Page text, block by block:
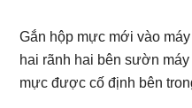
Gắn hộp mực mới vào
hai rãnh hai bên sườn
mực được cố định bên